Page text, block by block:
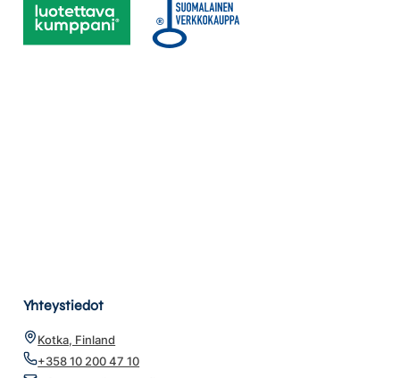
Yhteystiedot
Kotka, Finland
+358 10 200 47 10